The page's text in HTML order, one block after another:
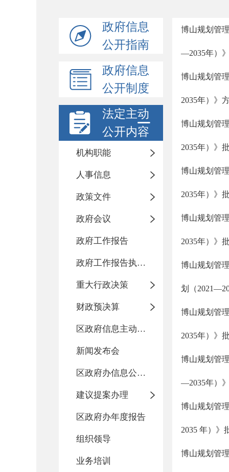
政府信息
公开指南
政府信息
公开制度
法定主动
公开内容
机构职能
人事信息
政策文件
政府会议
政府工作报告
政府工作报告执行落实情况
重大行政决策
财政预决算
区政府信息主动公开基本目录
新闻发布会
区政府办信息公开指南
建议提案办理
区政府办年度报告
组织领导
业务培训
博山规划管
—2035年）
博山规划管
2035年）》
博山规划管
2035年）》
博山规划管
2035年）》
博山规划管
2035年）》
博山规划管
划（
博山规划管
2035年）》
博山规划管
—2035年）
博山规划管
2035 年）》
博山规划管